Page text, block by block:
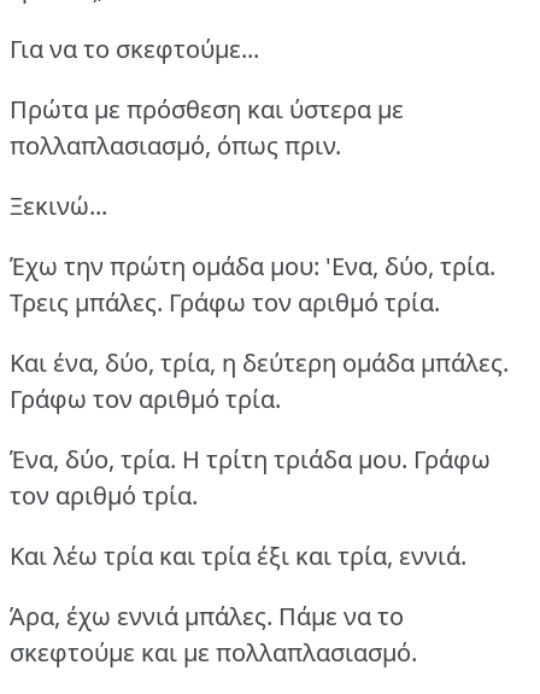
Για να το σκεφτούμε...
Πρώτα με πρόσθεση και ύστερα με
πολλαπλασιασμό, όπως πριν.
Ξεκινώ...
Έχω την πρώτη ομάδα μου: 'Eνα, δύο, τρία.
Τρεις μπάλες. Γράφω τον αριθμό τρία.
Και ένα, δύο, τρία, η δεύτερη ομάδα μπάλες.
Γράφω τον αριθμό τρία.
Ένα, δύο, τρία. Η τρίτη τριάδα μου. Γράφω
τον αριθμό τρία.
Και λέω τρία και τρία έξι και τρία, εννιά.
Άρα, έχω εννιά μπάλες. Πάμε να το
σκεφτούμε και με πολλαπλασιασμό.